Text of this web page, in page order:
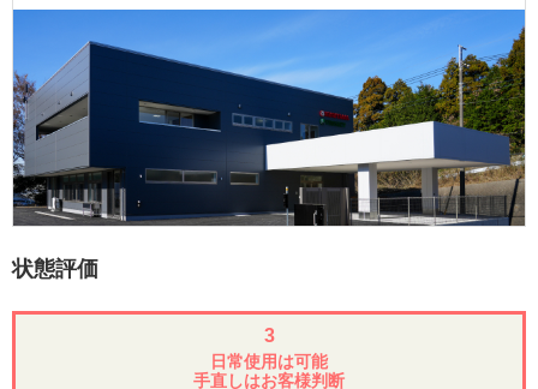
状態評価
3
日常使用は可能
手直しはお客様判断